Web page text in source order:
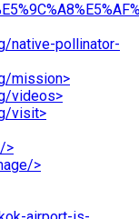
native-pollinator-
mission>
videos>
visit>
>
>